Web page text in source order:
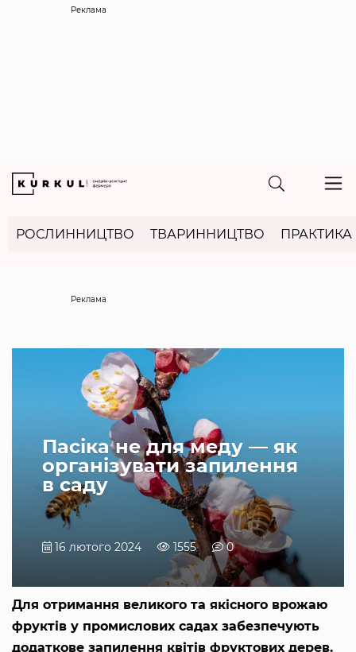
Реклама
РОСЛИННИЦТВО ТВАРИННИЦТВО ПРАКТИКА
Пасіка не для меду — як
організувати запилення
в саду
16 лютого 2024 1555 0
Для отримання великого та якісного врожаю
фруктів у промислових садах забезпечують
додаткове запилення квітів фруктових дерев.
Реклама